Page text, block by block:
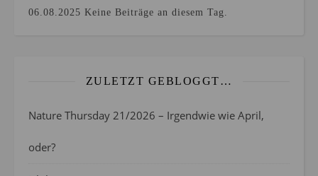
06.08.2025 Keine Beiträge an diesem Tag.
ZULETZT GEBLOGGT…
Nature Thursday 21/2026 – Irgendwie wie April,
oder?